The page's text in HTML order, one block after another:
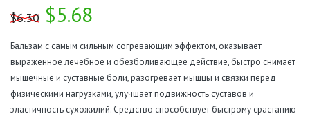
$6.30 $5.68
Бальзам с самым сильным согревающим эффектом, оказывает
выраженное лечебное и обезболивающее действие, быстро снимает
мышечные и суставные боли, разогревает мышцы и связки перед
физическими нагрузками, улучшает подвижность суставов и
эластичность сухожилий. Средство способствует быстрому срастанию